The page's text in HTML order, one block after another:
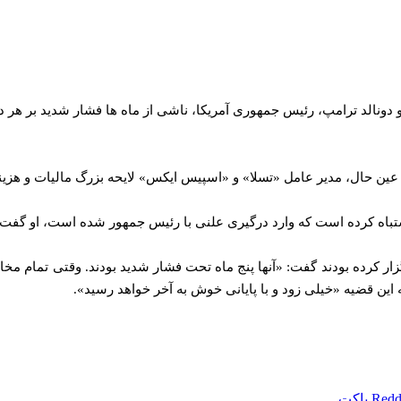
ترامپ، رئیس جمهوری آمریکا، ناشی از ماه ها فشار شدید بر
حال، مدیر عامل «تسلا» و «اسپیس ایکس» لایحه بزرگ مالیات و
کرده است که وارد درگیری علنی با رئیس جمهور شده است، او
کرده بودند گفت: «آنها پنج ماه تحت فشار شدید بودند. وقتی تمام
قضیه «خیلی زود و با پایانی خوش به آخر خواهد رسید».